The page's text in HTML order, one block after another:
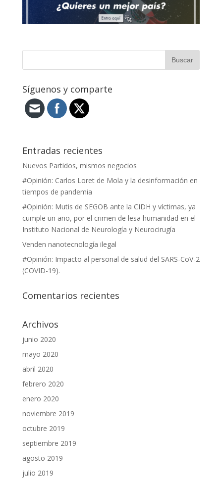
Síguenos y comparte
Entradas recientes
Nuevos Partidos, mismos negocios
#Opinión: Carlos Loret de Mola y la desinformación en
tiempos de pandemia
#Opinión: Mutis de SEGOB ante la CIDH y víctimas, ya
cumple un año, por el crimen de lesa humanidad en el
Instituto Nacional de Neurología y Neurocirugía
Venden nanotecnología ilegal
#Opinión: Impacto al personal de salud del SARS-CoV-2
(COVID-19).
Comentarios recientes
Archivos
junio 2020
mayo 2020
abril 2020
febrero 2020
enero 2020
noviembre 2019
octubre 2019
septiembre 2019
agosto 2019
julio 2019